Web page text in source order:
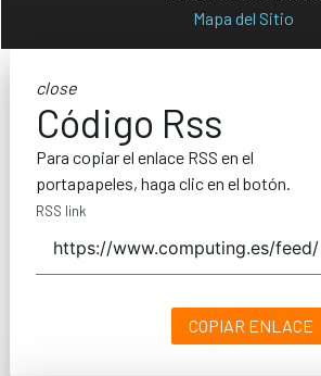
Mapa del Sitio
close
Código Rss
Para copiar el enlace RSS en el
portapapeles, haga clic en el botón.
RSS link
COPIAR ENLACE